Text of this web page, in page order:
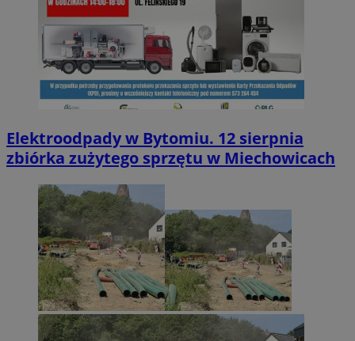
Elektroodpady w Bytomiu. 12 sierpnia
zbiórka zużytego sprzętu w Miechowicach